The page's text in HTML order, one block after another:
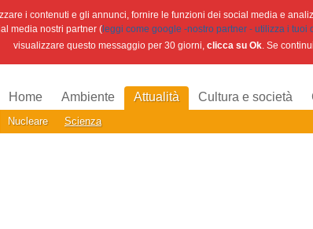
Home Ambiente Attualità
Nucleare Scienza
Cultura e società
i contenuti e gli annunci, fornire le funzioni dei social media e
media nostri partner ( leggi come google -nostro partner - utilizza i tuoi
visualizzare questo messaggio per 30 giorni,clicca su Ok. Se